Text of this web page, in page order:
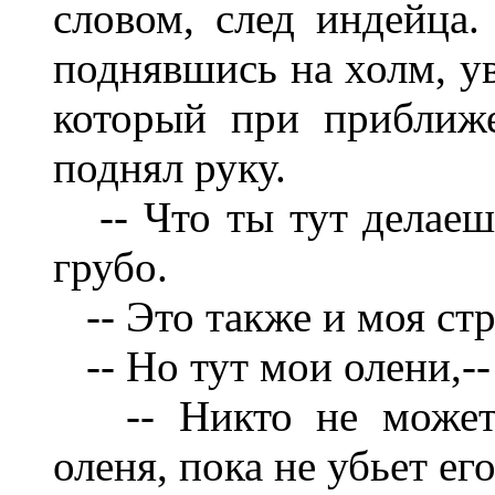
словом, след
поднявшись на холм,
который при
поднял руку.
-- Что ты тут
грубо.
-- Это также и моя
-- Но тут мои олени,--
-- Никто не может
оленя, пока не убьет